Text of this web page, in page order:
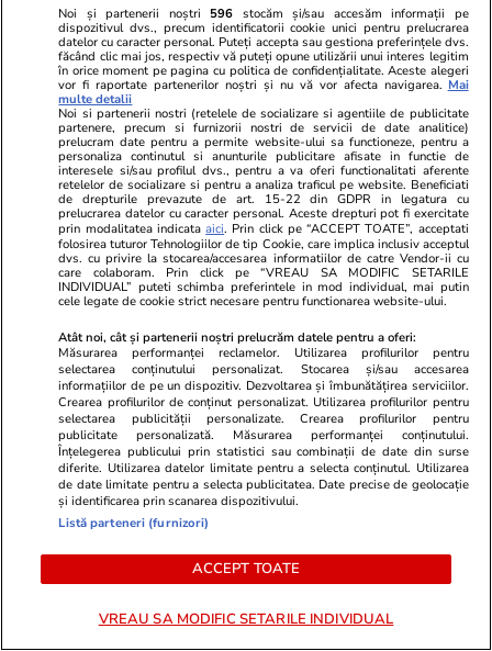
Stiri Mondene 14:34
Detaliul din viața de cuplu pe
care Răzvan Fodor l-a
recunoscut public: „Se lasă cu
privire mâhnită”
PARTENERI
TVMania.ro
🤍 „Felix și-a dorit asta, în caz
tragedie, Mihaela Rădulescu a
83.000 de
De ce nu îl
Noi și partenerii noștri 596 stocăm și/sau accesăm informații pe
dispozitivul dvs., precum identificatorii cookie unici pentru prelucrarea
datelor cu caracter personal. Puteți accepta sau gestiona preferințele dvs.
făcând clic mai jos, respectiv vă puteți opune utilizării unui interes legitim
în orice moment pe pagina cu politica de confidențialitate. Aceste alegeri
vor fi raportate partenerilor noștri și nu vă vor afecta navigarea. Mai
multe detalii
Noi si partenerii nostri (retelele de socializare si agentiile de publicitate
partenere, precum si furnizorii nostri de servicii de date analitice)
prelucram date pentru a permite website-ului sa functioneze, pentru a
personaliza continutul si anunturile publicitare afisate in functie de
interesele si/sau profilul dvs., pentru a va oferi functionalitati aferente
retelelor de socializare si pentru a analiza traficul pe website. Beneficiati
de drepturile prevazute de art. 15-22 din GDPR in legatura cu
prelucrarea datelor cu caracter personal. Aceste drepturi pot fi exercitate
prin modalitatea indicataaici. Prin click pe “ACCEPT TOATE”, acceptati
folosirea tuturor Tehnologiilor de tip Cookie, care implica inclusiv acceptul
dvs. cu privire la stocarea/accesarea informatiilor de catre Vendor-ii cu
care colaboram. Prin click pe “VREAU SA MODIFIC SETARILE
INDIVIDUAL” puteti schimba preferintele in mod individual, mai putin
cele legate de cookie strict necesare pentru functionarea website-ului.
Atât noi, cât și partenerii noștri prelucrăm datele pentru a oferi:
Măsurarea performanței reclamelor. Utilizarea profilurilor pentru
selectarea conținutului personalizat. Stocarea și/sau accesarea
informațiilor de pe un dispozitiv. Dezvoltarea și îmbunătățirea serviciilor.
Crearea profilurilor de conținut personalizat. Utilizarea profilurilor pentru
selectarea publicității personalizate. Crearea profilurilor pentru
publicitate personalizată. Măsurarea performanței conținutului.
Înțelegerea publicului prin statistici sau combinații de date din surse
diferite. Utilizarea datelor limitate pentru a selecta conținutul. Utilizarea
de date limitate pentru a selecta publicitatea. Date precise de geolocație
și identificarea prin scanarea dispozitivului.
Listă parteneri (furnizori)
ACCEPT TOATE
VREAU SA MODIFIC SETARILE INDIVIDUAL